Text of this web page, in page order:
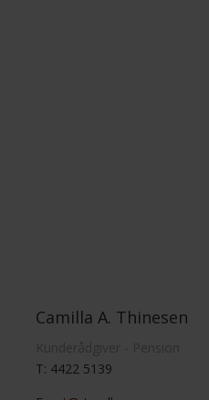
Camilla A. Thinesen
T: 4422 5139